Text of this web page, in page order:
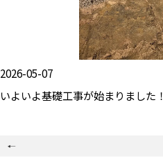
2026-05-07
いよいよ基礎工事が始まりました！